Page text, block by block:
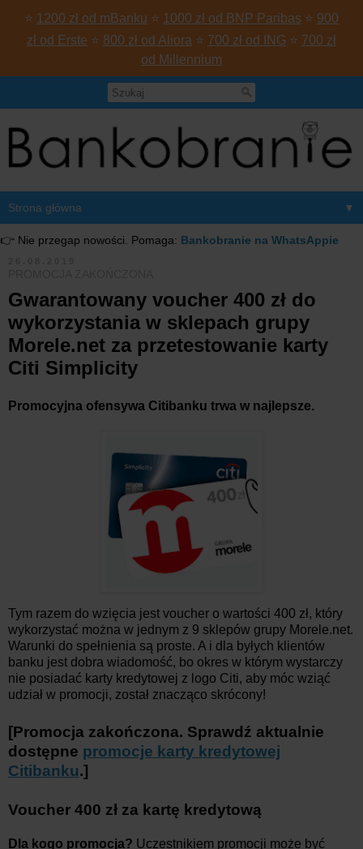
⭐ 1200 zł od mBanku ⭐ 1000 zł od BNP Paribas ⭐ 900
zł od Erste ⭐ 800 zł od Aliora ⭐ 700 zł od ING ⭐ 700 zł
od Millennium
▼
👉 Nie przegap nowości. Pomaga: Bankobranie na WhatsAppie
Gwarantowany voucher 400 zł do
wykorzystania w sklepach grupy
Morele.net za przetestowanie karty
Citi Simplicity
Promocyjna ofensywa Citibanku trwa w najlepsze.
Tym razem do wzięcia jest voucher o wartości 400 zł, który
wykorzystać można w jednym z 9 sklepów grupy Morele.net.
Warunki do spełnienia są proste. A i dla byłych klientów
banku jest dobra wiadomość, bo okres w którym wystarczy
nie posiadać karty kredytowej z logo Citi, aby móc wziąć
udział w promocji, został znacząco skrócony!
[Promocja zakończona. Sprawdź aktualnie
dostępne promocje karty kredytowej
Citibanku.]
Voucher 400 zł za kartę kredytową
Dla kogo promocja? Uczestnikiem promocji może być